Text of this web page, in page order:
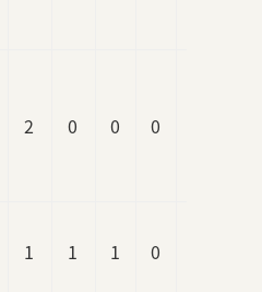
2 0 0 0
1 1 1 0